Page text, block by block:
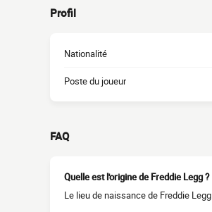
Profil
Nationalité
Poste du joueur
FAQ
Quelle est l'origine de Freddie Legg ?
Le lieu de naissance de Freddie